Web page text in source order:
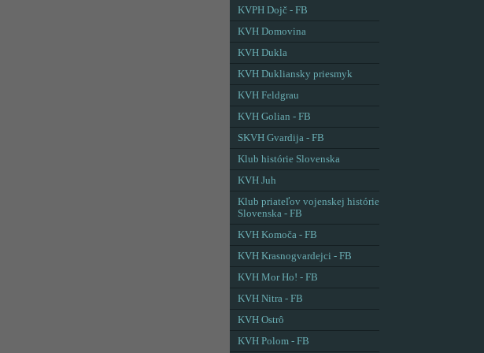
KVPH Dojč - FB
KVH Domovina
KVH Dukla
KVH Dukliansky priesmyk
KVH Feldgrau
KVH Golian - FB
SKVH Gvardija - FB
Klub histórie Slovenska
KVH Juh
Klub priateľov vojenskej histórie
Slovenska - FB
KVH Komoča - FB
KVH Krasnogvardejci - FB
KVH Mor Ho! - FB
KVH Nitra - FB
KVH Ostrô
KVH Polom - FB